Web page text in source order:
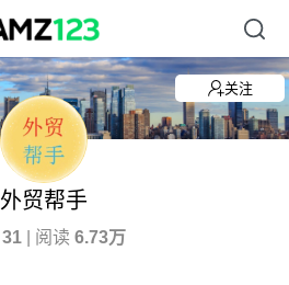
关注
外贸帮手
31| 阅读 6.73万